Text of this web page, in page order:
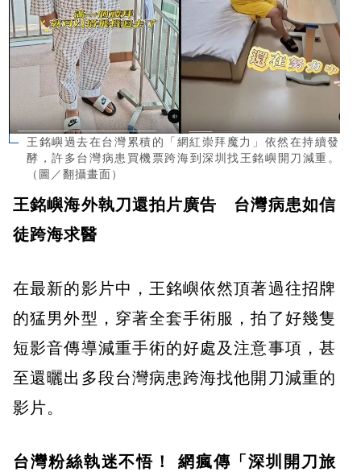
王銘嶼過去在台灣累積的「網紅崇拜魔力」依然在持續發
酵，許多台灣病患買機票跨海到深圳找王銘嶼開刀減重。
（圖／翻攝畫面）
王銘嶼海外執刀還拍片廣告 台灣病患如信
徒跨海求醫
在最新的影片中，王銘嶼依然頂著過往招牌
的猛男外型，穿著全套手術服，拍了好幾隻
短影音傳導減重手術的好處及注意事項，甚
至還曬出多段台灣病患跨海找他開刀減重的
影片。
台灣粉絲執迷不悟！ 網瘋傳「深圳開刀旅